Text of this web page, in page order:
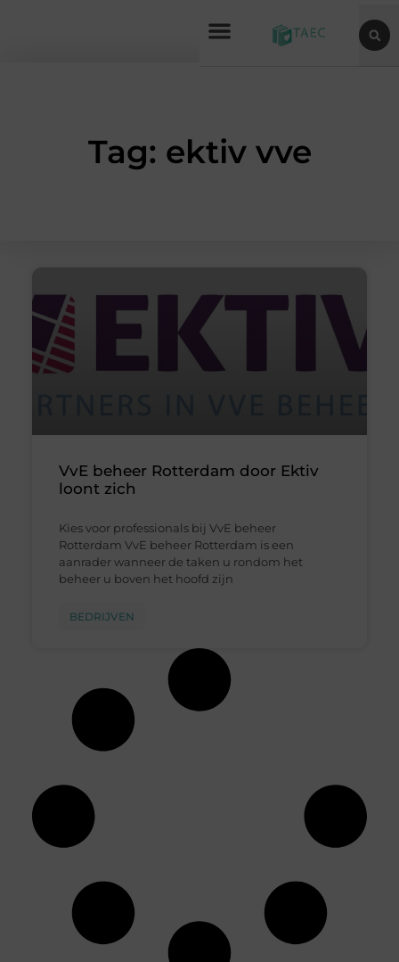
Tag: ektiv vve
VvE beheer Rotterdam door Ektiv
loont zich
Kies voor professionals bij VvE beheer
Rotterdam VvE beheer Rotterdam is een
aanrader wanneer de taken u rondom het
beheer u boven het hoofd zijn
BEDRIJVEN